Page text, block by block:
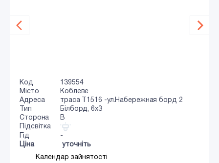
Код
139554
Місто
Коблеве
Адреса
траса Т1516 -ул.Набережная борд 2
Тип
Білборд, 6х3
Сторона
B
Підсвітка
Гід
-
Ціна
уточніть
Календар зайнятості